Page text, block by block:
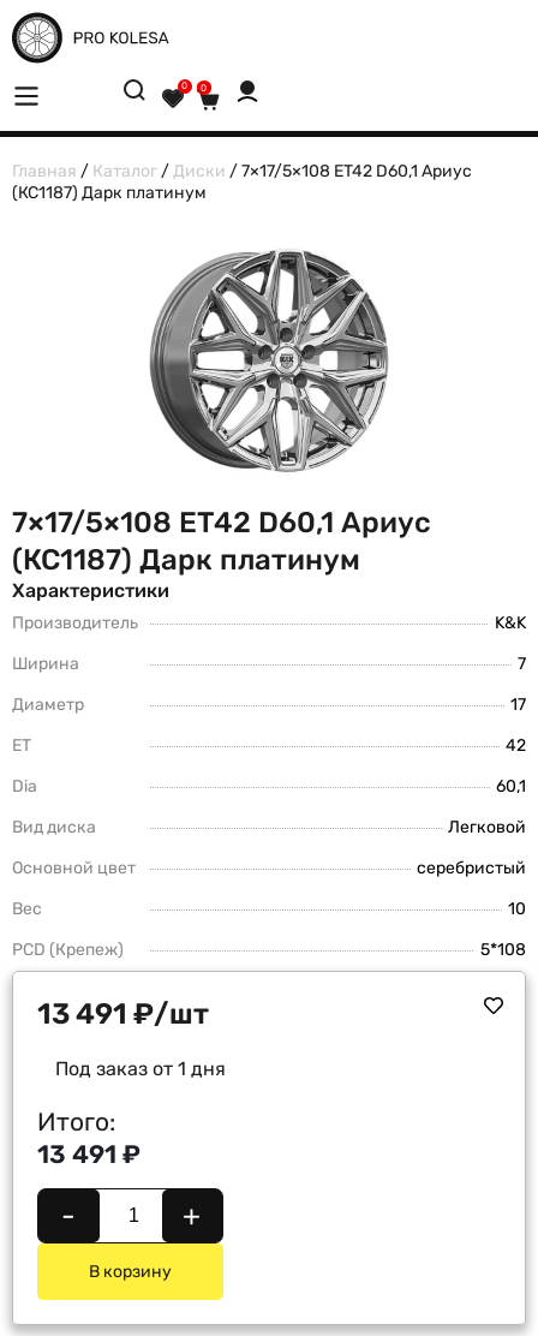
0 0
Главная / Каталог /Диски / 7×17/5×108 ET42 D60,1 Ариус
(КС1187) Дарк платинум
7×17/5×108 ET42 D60,1 Ариус
(КС1187) Дарк платинум
Характеристики
Производитель
K&K
Ширина
7
Диаметр
17
ET
42
Dia
60,1
Вид диска
Легковой
Основной цвет
серебристый
Вес
10
PCD (Крепеж)
5*108
13 491 ₽/шт
Под заказ от 1 дня
Итого:
13 491 ₽
- +
В корзину